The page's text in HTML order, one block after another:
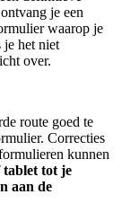
je een
waarop je
het niet
over.
route goed te
Correcties
kunnen
tablet tot je
aan de